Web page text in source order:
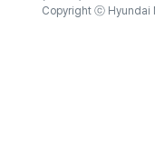
Copyright ⓒ Hyundai